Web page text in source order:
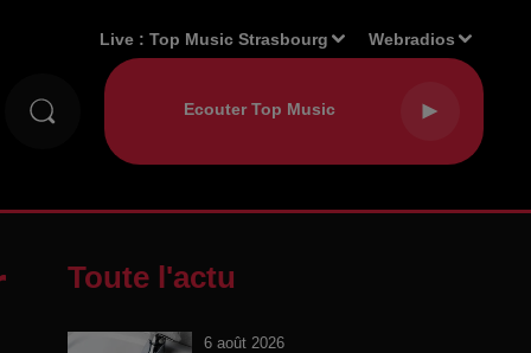
Live :Top Music Strasbourg Webradios
Toute l'actu
6 août 2026